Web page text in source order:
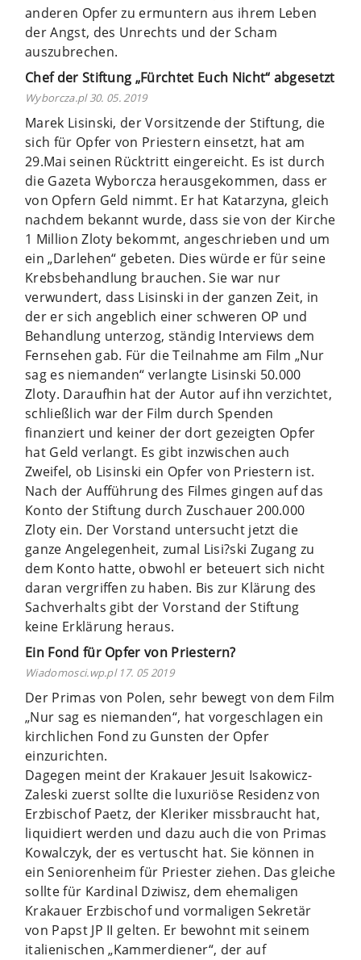
anderen Opfer zu ermuntern aus ihrem Leben
der Angst, des Unrechts und der Scham
auszubrechen.
Chef der Stiftung „Fürchtet Euch Nicht“ abgesetzt
Wyborcza.pl 30. 05. 2019
Marek Lisinski, der Vorsitzende der Stiftung, die
sich für Opfer von Priestern einsetzt, hat am
29.Mai seinen Rücktritt eingereicht. Es ist durch
die Gazeta Wyborcza herausgekommen, dass er
von Opfern Geld nimmt. Er hat Katarzyna, gleich
nachdem bekannt wurde, dass sie von der Kirche
1 Million Zloty bekommt, angeschrieben und um
ein „Darlehen“ gebeten. Dies würde er für seine
Krebsbehandlung brauchen. Sie war nur
verwundert, dass Lisinski in der ganzen Zeit, in
der er sich angeblich einer schweren OP und
Behandlung unterzog, ständig Interviews dem
Fernsehen gab. Für die Teilnahme am Film „Nur
sag es niemanden“ verlangte Lisinski 50.000
Zloty. Daraufhin hat der Autor auf ihn verzichtet,
schließlich war der Film durch Spenden
finanziert und keiner der dort gezeigten Opfer
hat Geld verlangt. Es gibt inzwischen auch
Zweifel, ob Lisinski ein Opfer von Priestern ist.
Nach der Aufführung des Filmes gingen auf das
Konto der Stiftung durch Zuschauer 200.000
Zloty ein. Der Vorstand untersucht jetzt die
ganze Angelegenheit, zumal Lisi?ski Zugang zu
dem Konto hatte, obwohl er beteuert sich nicht
daran vergriffen zu haben. Bis zur Klärung des
Sachverhalts gibt der Vorstand der Stiftung
keine Erklärung heraus.
Ein Fond für Opfer von Priestern?
Wiadomosci.wp.pl 17. 05 2019
Der Primas von Polen, sehr bewegt von dem Film
„Nur sag es niemanden“, hat vorgeschlagen ein
kirchlichen Fond zu Gunsten der Opfer
einzurichten.
Dagegen meint der Krakauer Jesuit Isakowicz-
Zaleski zuerst sollte die luxuriöse Residenz von
Erzbischof Paetz, der Kleriker missbraucht hat,
liquidiert werden und dazu auch die von Primas
Kowalczyk, der es vertuscht hat. Sie können in
ein Seniorenheim für Priester ziehen. Das gleiche
sollte für Kardinal Dziwisz, dem ehemaligen
Krakauer Erzbischof und vormaligen Sekretär
von Papst JP II gelten. Er bewohnt mit seinem
italienischen „Kammerdiener“, der auf